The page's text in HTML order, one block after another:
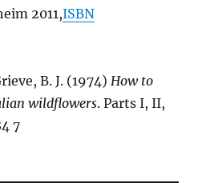
2011,ISBN
B. J. (1974)How to
wildflowers. Parts I, II,
7